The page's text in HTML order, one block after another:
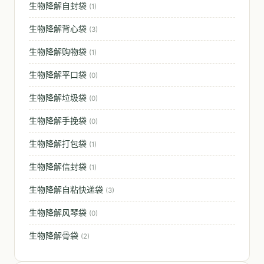
生物降解自封袋 (1)
生物降解背心袋 (3)
生物降解购物袋 (1)
生物降解平口袋 (0)
生物降解垃圾袋 (0)
生物降解手挽袋 (0)
生物降解打包袋 (1)
生物降解信封袋 (1)
生物降解自粘快递袋 (3)
生物降解风琴袋 (0)
生物降解骨袋 (2)